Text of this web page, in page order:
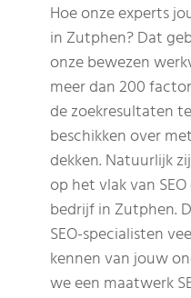
Hoe onze experts
in Zutphen? Dat
onze bewezen
meer dan 200
de zoekresultaten
beschikken over
dekken. Natuurlijk
op het vlak van
bedrijf in Zutphen.
SEO-specialisten
kennen van jouw
we een maatwerk